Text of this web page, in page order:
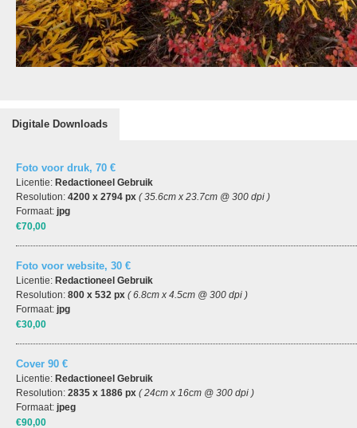
Digitale Downloads
Foto voor druk, 70 €
Licentie: Redactioneel Gebruik
Resolution: 4200 x 2794 px ( 35.6cm x 23.7cm @ 300 dpi )
Formaat: jpg
€70,00
Foto voor website, 30 €
Licentie: Redactioneel Gebruik
Resolution: 800 x 532 px ( 6.8cm x 4.5cm @ 300 dpi )
Formaat: jpg
€30,00
Cover 90 €
Licentie: Redactioneel Gebruik
Resolution: 2835 x 1886 px ( 24cm x 16cm @ 300 dpi )
Formaat: jpeg
€90,00